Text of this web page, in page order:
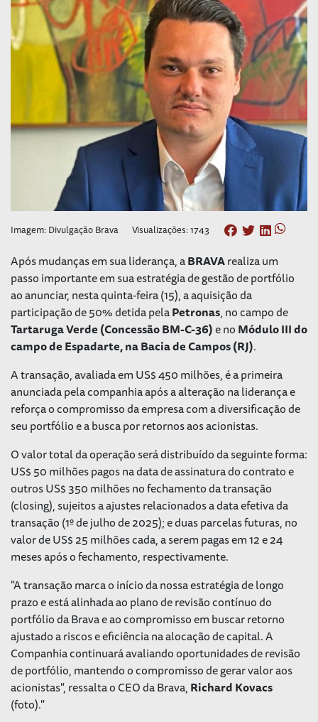
Imagem: Divulgação Brava Visualizações: 1743
Após mudanças em sua liderança, aBRAVArealiza um
passo importante em sua estratégia de gestão de portfólio
ao anunciar, nesta quinta-feira (15), a aquisição da
participação de 50% detida pelaPetronas, no campo de
Tartaruga Verde (Concessão BM-C-36)e noMódulo III do
campo de Espadarte, na Bacia de Campos (RJ).
A transação, avaliada em US$ 450 milhões, é a primeira
anunciada pela companhia após a alteração na liderança e
reforça o compromisso da empresa com a diversificação de
seu portfólio e a busca por retornos aos acionistas.
O valor total da operação será distribuído da seguinte forma:
US$ 50 milhões pagos na data de assinatura do contrato e
outros US$ 350 milhões no fechamento da transação
(closing), sujeitos a ajustes relacionados a data efetiva da
transação (1º de julho de 2025); e duas parcelas futuras, no
valor de US$ 25 milhões cada, a serem pagas em 12 e 24
meses após o fechamento, respectivamente.
"A transação marca o início da nossa estratégia de longo
prazo e está alinhada ao plano de revisão contínuo do
portfólio da Brava e ao compromisso em buscar retorno
ajustado a riscos e eficiência na alocação de capital. A
Companhia continuará avaliando oportunidades de revisão
de portfólio, mantendo o compromisso de gerar valor aos
acionistas", ressalta o CEO da Brava,Richard Kovacs
(foto)."